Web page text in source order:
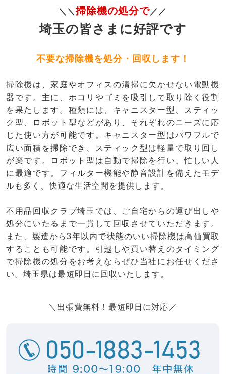
＼＼ 掃除機の処分で／／
埼玉の皆さまに好評です
不要な掃除機を処分・回収します！
掃除機は、家庭やオフィスの清掃に欠かせない電動機
器です。主に、ホコリやゴミを吸引して取り除く役割
を果たします。種類には、キャニスター型、スティッ
ク型、ロボット型などがあり、それぞれのニーズに応
じた使い方が可能です。キャニスター型はパワフルで
広い面積を掃除でき、スティック型は軽量で取り回し
が楽です。ロボット型は自動で掃除を行い、忙しい人
に最適です。フィルター機能や静音設計を備えたモデ
ルも多く、快適な生活空間を提供します。
不用品回収クラブ埼玉では、ご自宅からの運び出しや
処分にいたるまで一貫して回収させていただきます。
また、製造から3年以内で状態のいい掃除機は高価買取
することも可能です。引越しや買い替えのタイミング
で掃除機の処分をお考えならぜひ当社にお任せくださ
い。埼玉県は最短即日に回収いたします。
＼出張費無料！最短即日に対応／